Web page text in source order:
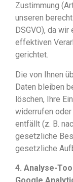
Zustimmung
unseren
DSGVO), da
effektiven
gerichtet.
Die von Ihnen
Daten bleiben
löschen, Ihre
widerrufen
entfällt (z. B.
gesetzliche
gesetzliche
4. Analyse-